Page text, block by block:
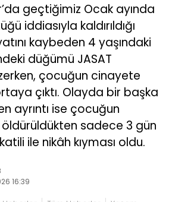
geçtiğimiz Ocak ayında
iddiasıyla kaldırıldığı
kaybeden 4 yaşındaki
düğümü JASAT
çocuğun cinayete
çıktı. Olayda bir başka
ayrıntı ise çocuğun
sadece 3 gün
ile nikâh kıyması oldu.
16:39